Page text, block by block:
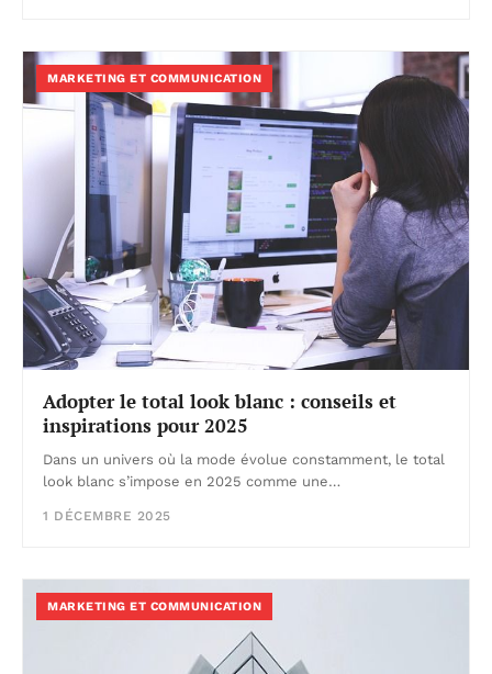
MARKETING ET COMMUNICATION
Adopter le total look blanc : conseils et
inspirations pour 2025
Dans un univers où la mode évolue constamment, le total
look blanc s’impose en 2025 comme une…
1 DÉCEMBRE 2025
MARKETING ET COMMUNICATION